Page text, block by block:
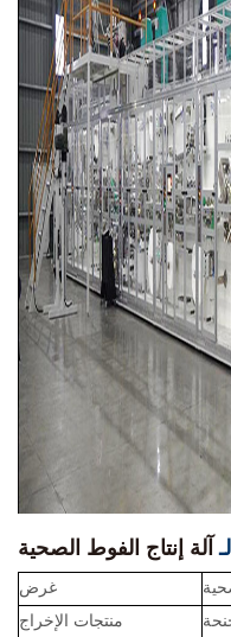
آلة إنتاج الفوط الصحية
غرض
منتجات الإخراج